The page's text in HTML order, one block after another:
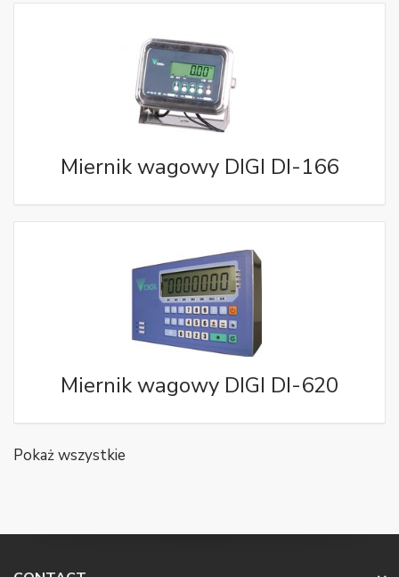
Miernik wagowy DIGI DI-166
Miernik wagowy DIGI DI-620
Pokaż wszystkie